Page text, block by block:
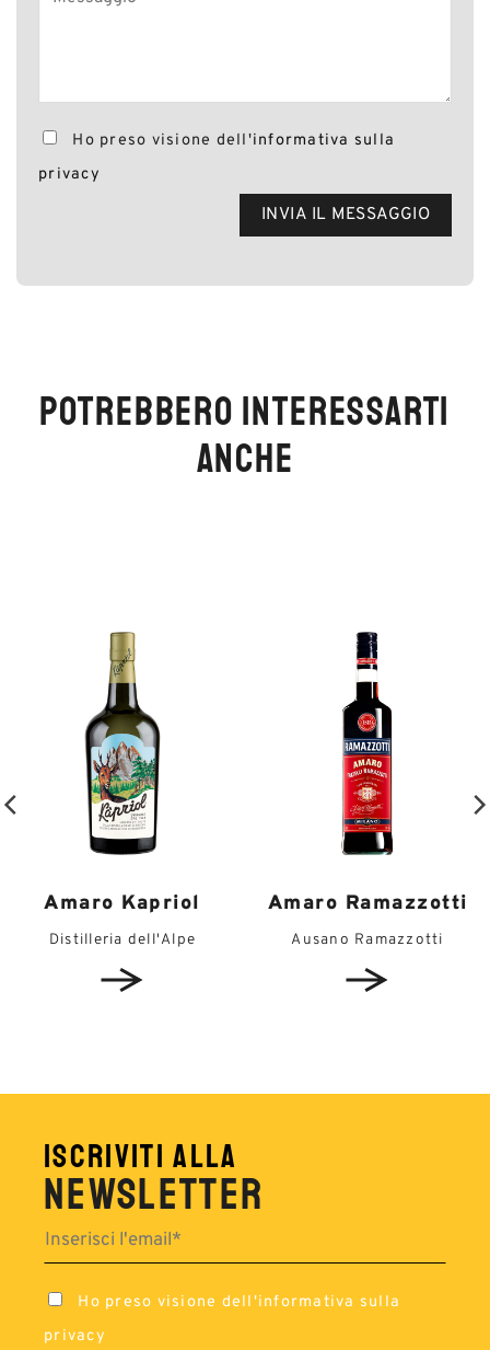
Ho preso visione dell'informativa sulla
privacy
POTREBBERO INTERESSARTI
ANCHE
Amaro Kapriol
Distilleria dell'Alpe
Amaro Ramazzotti
Ausano Ramazzotti
ISCRIVITI ALLA
NEWSLETTER
Ho preso visione dell'informativa sulla
privacy